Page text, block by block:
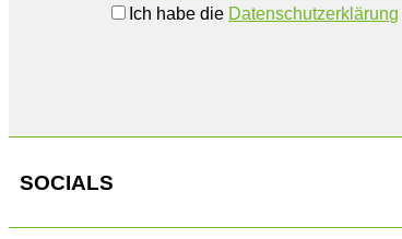
Ich habe die Datenschutzerklärung
SOCIALS